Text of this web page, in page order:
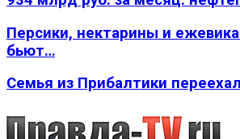
Персики, нектарины и
бьют…
Семья из Прибалтики